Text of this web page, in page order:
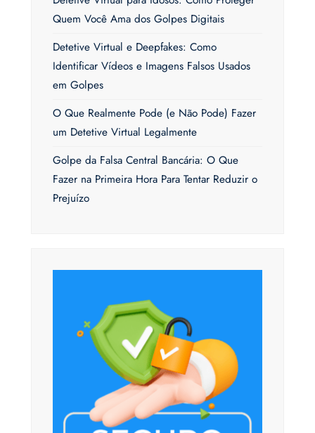
Quem Você Ama dos Golpes Digitais
Detetive Virtual e Deepfakes: Como
Identificar Vídeos e Imagens Falsos Usados
em Golpes
O Que Realmente Pode (e Não Pode) Fazer
um Detetive Virtual Legalmente
Golpe da Falsa Central Bancária: O Que
Fazer na Primeira Hora Para Tentar Reduzir o
Prejuízo